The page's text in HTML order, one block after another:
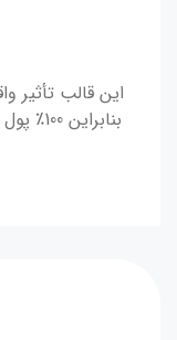
این قالب تأثیر